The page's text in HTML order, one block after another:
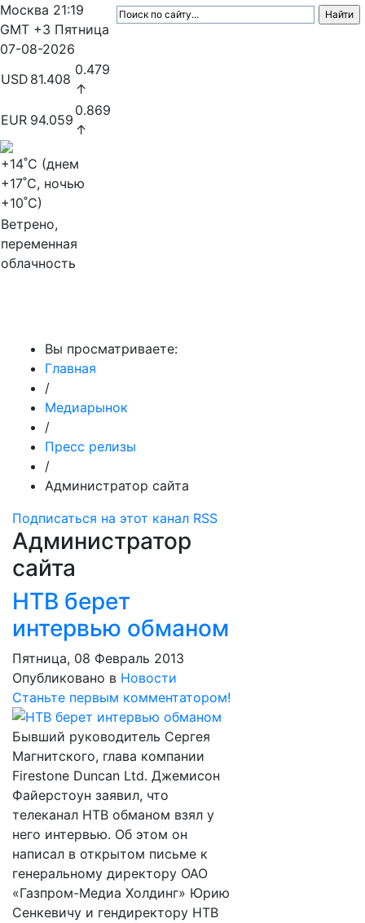
Москва 21:19
GMT +3 Пятница
07-08-2026
USD 81.408
0.479
↑
EUR 94.059
0.869
↑
+14˚C (днем
+17˚C, ночью
+10˚C)
Ветрено,
переменная
облачность
Вы просматриваете:
Главная
/
Медиарынок
/
Пресс релизы
/
Администратор сайта
Подписаться на этот канал RSS
Администратор
сайта
НТВ берет
интервью обманом
Пятница, 08 Февраль 2013
Опубликовано в Новости
Станьте первым комментатором!
Бывший руководитель Сергея
Магнитского, глава компании
Firestone Duncan Ltd. Джемисон
Файерстоун заявил, что
телеканал НТВ обманом взял у
него интервью. Об этом он
написал в открытом письме к
генеральному директору ОАО
«Газпром-Медиа Холдинг» Юрию
Сенкевичу и гендиректору НТВ